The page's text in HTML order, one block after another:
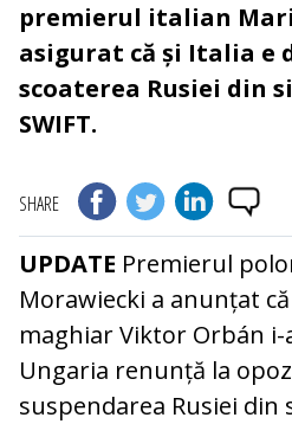
premierul italian
asigurat că și Italia e
scoaterea Rusiei din
SWIFT.
SHARE
UPDATE Premierul
Morawiecki a anunțat
maghiar Viktor Orbán i-
Ungaria renunță la
suspendarea Rusiei din